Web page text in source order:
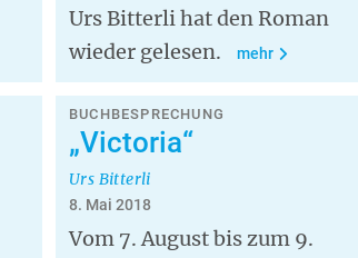
Urs Bitterli hat den Roman
wieder gelesen.
mehr
BUCHBESPRECHUNG
„Victoria“
Urs Bitterli
8. Mai 2018
Vom 7. August bis zum 9.